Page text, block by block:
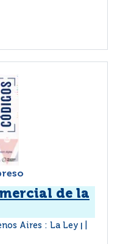
de la
Aires : La Ley